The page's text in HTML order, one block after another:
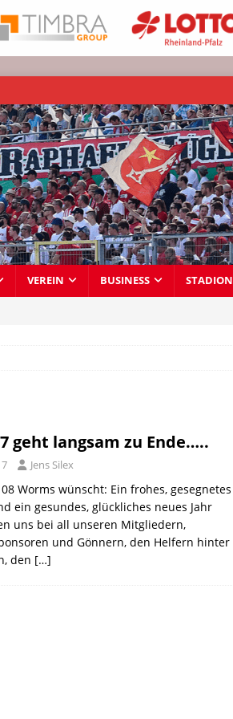
VEREIN BUSINESS STADION
geht langsam zu Ende…..
Jens Silex
Worms wünscht: Ein frohes, gesegnetes
ein gesundes, glückliches neues Jahr
uns bei all unseren Mitgliedern,
und Gönnern, den Helfern hinter
den […]